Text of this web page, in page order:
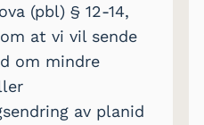
(pbl) § 12-14,
at vi vil sende
om mindre
av planid